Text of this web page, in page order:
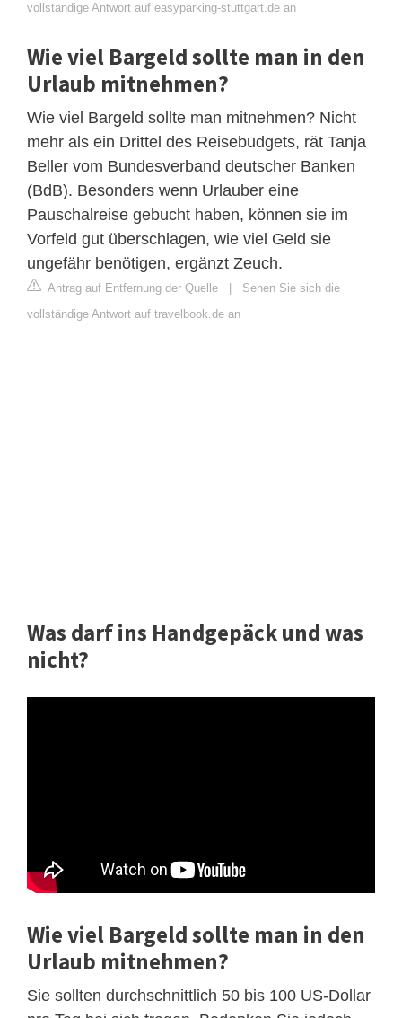
vollständige Antwort auf easyparking-stuttgart.de an
Wie viel Bargeld sollte man in den
Urlaub mitnehmen?
Wie viel Bargeld sollte man mitnehmen? Nicht
mehr als ein Drittel des Reisebudgets, rät Tanja
Beller vom Bundesverband deutscher Banken
(BdB). Besonders wenn Urlauber eine
Pauschalreise gebucht haben, können sie im
Vorfeld gut überschlagen, wie viel Geld sie
ungefähr benötigen, ergänzt Zeuch.
Antrag auf Entfernung der Quelle
Sehen Sie sich die
vollständige Antwort auf travelbook.de an
Was darf ins Handgepäck und was
nicht?
Wie viel Bargeld sollte man in den
Urlaub mitnehmen?
Sie sollten durchschnittlich 50 bis 100 US-Dollar